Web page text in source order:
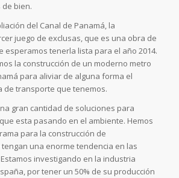
bien.
del Canal de Panamá, la
juego de exclusas, que es una obra de
esperamos tenerla lista para el año 2014.
la construcción de un moderno metro
para aliviar de alguna forma el
de transporte que tenemos.
gran cantidad de soluciones para
esta pasando en el ambiente. Hemos
para la construcción de
una enorme tendencia en las
investigando en la industria
por tener un 50% de su producción